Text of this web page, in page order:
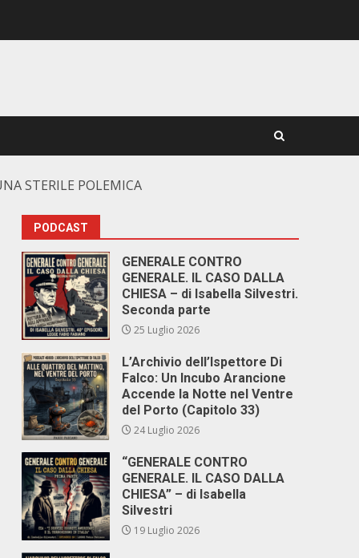
STERILE POLEMICA
PODCAST
GENERALE CONTRO
GENERALE. IL CASO DALLA
CHIESA – di Isabella Silvestri.
Seconda parte
25 Luglio 2026
L’Archivio dell’Ispettore Di
Falco: Un Incubo Arancione
Accende la Notte nel Ventre
del Porto (Capitolo 33)
24 Luglio 2026
“GENERALE CONTRO
GENERALE. IL CASO DALLA
CHIESA” – di Isabella
Silvestri
19 Luglio 2026